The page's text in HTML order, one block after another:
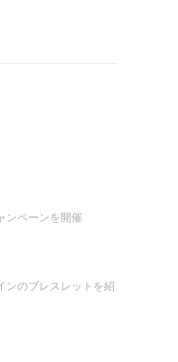
ンペーンを開催
ンのブレスレットを紹